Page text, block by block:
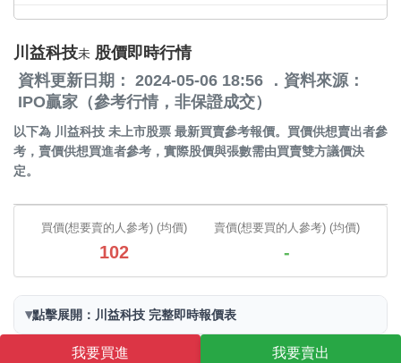
川益科技未 股價即時行情
資料更新日期： 2024-05-06 18:56 ．資料來源：
IPO贏家（參考行情，非保證成交）
以下為 川益科技 未上市股票 最新買賣參考報價。買價供想賣出者參
考，賣價供想買進者參考，實際股價與張數需由買賣雙方議價決
定。
買價(想要賣的人參考) (均價)
102
賣價(想要買的人參考) (均價)
-
▾點擊展開：川益科技 完整即時報價表
我要買進
我要賣出